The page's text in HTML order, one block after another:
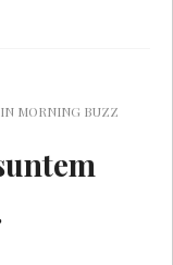
IN MORNING BUZZ